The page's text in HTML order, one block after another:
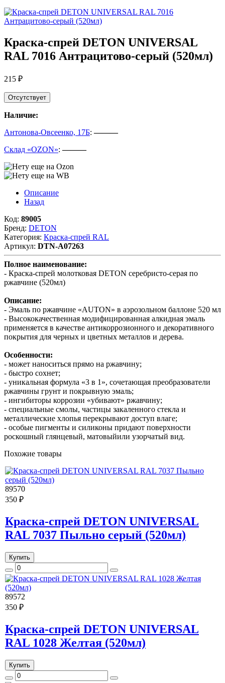
Краска-спрей DETON UNIVERSAL
RAL 7016 Антрацитово-серый (520мл)
215 ₽
Отсутствует
Наличие:
Антонова-Овсеенко, 17Б:———
Склад «OZON»:———
Описание
Назад
Код: 89005
Бренд: DETON
Категория: Краска-спрей RAL
Артикул: DTN-A07263
Полное наименование:
- Краска-спрей молотковая DETON серебристо-серая по
ржавчине (520мл)
Описание:
- Эмаль по ржавчине «AUTON» в аэрозольном баллоне 520 мл
- Высококачественная модифицированная алкидная эмаль
применяется в качестве антикоррозионного и декоративного
покрытия для черных и цветных металлов и дерева.
Особенности:
- может наноситься прямо на ржавчину;
- быстро сохнет;
- уникальная формула «3 в 1», сочетающая преобразователи
ржавчины грунт и покрывную эмаль;
- ингибиторы коррозии «убивают» ржавчину;
- специальные смолы, частицы закаленного стекла и
металлические хлопья перекрывают доступ влаге;
- особые пигменты и силиконы придают поверхности
роскошный глянцевый, матовыйили узорчатый вид.
Похожие товары
89570
350 ₽
Краска-спрей DETON UNIVERSAL
RAL 7037 Пыльно серый (520мл)
Купить
89572
350 ₽
Краска-спрей DETON UNIVERSAL
RAL 1028 Желтая (520мл)
Купить